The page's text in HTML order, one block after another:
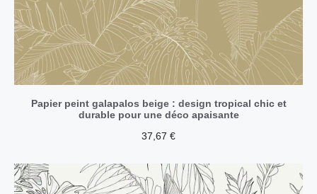
Papier peint galapalos beige : design tropical chic et
durable pour une déco apaisante
37,67 €